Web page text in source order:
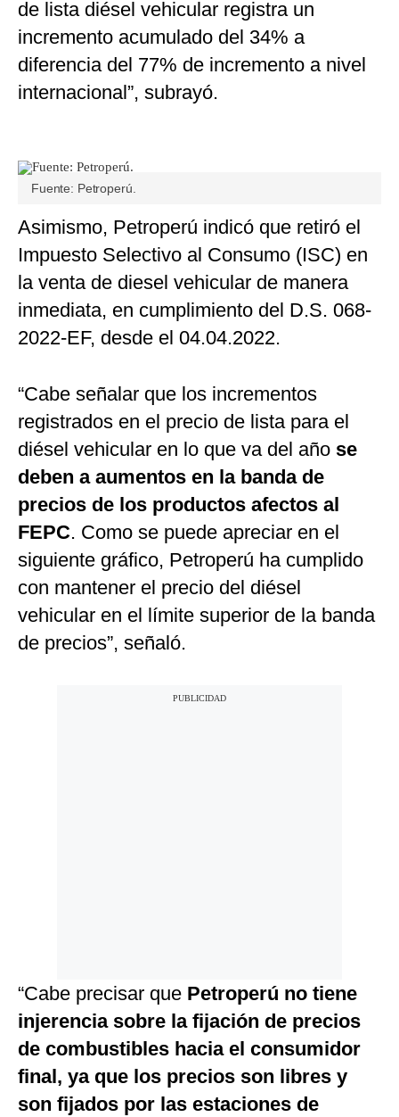
de lista diésel vehicular registra un
incremento acumulado del 34% a
diferencia del 77% de incremento a nivel
internacional”, subrayó.
Fuente: Petroperú.
Asimismo, Petroperú indicó que retiró el
Impuesto Selectivo al Consumo (ISC) en
la venta de diesel vehicular de manera
inmediata, en cumplimiento del D.S. 068-
2022-EF, desde el 04.04.2022.
“Cabe señalar que los incrementos
registrados en el precio de lista para el
diésel vehicular en lo que va del año se
deben a aumentos en la banda de
precios de los productos afectos al
FEPC. Como se puede apreciar en el
siguiente gráfico, Petroperú ha cumplido
con mantener el precio del diésel
vehicular en el límite superior de la banda
de precios”, señaló.
“Cabe precisar que Petroperú no tiene
injerencia sobre la fijación de precios
de combustibles hacia el consumidor
final, ya que los precios son libres y
son fijados por las estaciones de